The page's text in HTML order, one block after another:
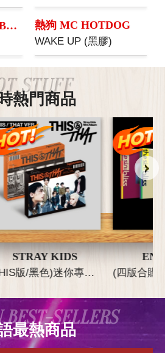
派偉俊 PATRICK BRASCA 熱狗 MC HOTDOG
WAKE UP (黑膠)
熱門商品
(THIS版/黑色)迷你專輯「THIS & THAT」(韓國進口版)
ENHYPEN
(四版合購版)第八張迷你專輯「THE SIN : BLISS」(韓國進口版)
最熱商品
BEST-SELLERS